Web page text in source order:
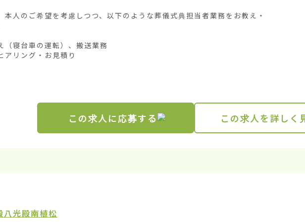
本人のご希望を考慮しつつ、以下のような葬儀式典担当者業務をお教え・
寝台車の運転）、搬送業務
リング・お見積り
この求人に応募する この求人を詳しく
八光殿南植松